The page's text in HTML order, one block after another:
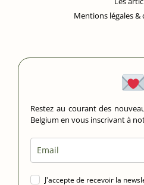
Mentions légales
Restez au courant des
Belgium en vous inscrivant à
J'accepte de recevoir la